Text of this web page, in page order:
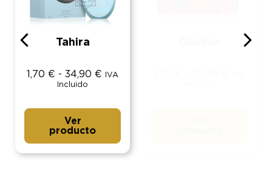
Tahira
1,70 € - 34,90 €
IVA
Incluido
Ver
producto